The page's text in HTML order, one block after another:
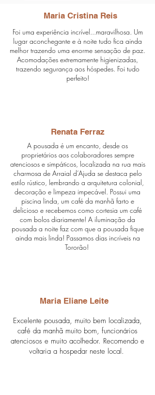
Maria Cristina Reis
Foi uma experiência incrível...maravilhosa. Um
lugar aconchegante e à noite tudo fica ainda
melhor trazendo uma enorme sensação de paz.
Acomodações extremamente higienizadas,
trazendo segurança aos hóspedes. Foi tudo
perfeito!
Renata Ferraz
A pousada é um encanto, desde os
proprietários aos colaboradores sempre
atenciosos e simpáticos, localizada na rua mais
charmosa de Arraial d’Ajuda se destaca pelo
estilo rústico, lembrando a arquitetura colonial,
decoração e limpeza impecável. Possui uma
piscina linda, um café da manhã farto e
delicioso e recebemos como cortesia um café
com bolos diariamente! A iluminação da
pousada a noite faz com que a pousada fique
ainda mais linda! Passamos dias incríveis na
Tororão!
Maria Eliane Leite
Excelente pousada, muito bem localizada,
café da manhã muito bom, funcionários
atenciosos e muito acolhedor. Recomendo e
voltaria a hospedar neste local.